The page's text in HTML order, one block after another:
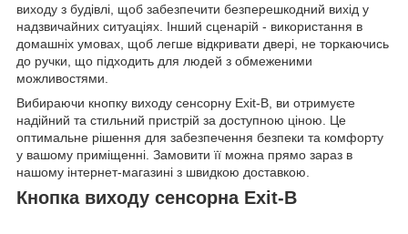
виходу з будівлі, щоб забезпечити безперешкодний вихід у
надзвичайних ситуаціях. Інший сценарій - використання в
домашніх умовах, щоб легше відкривати двері, не торкаючись
до ручки, що підходить для людей з обмеженими
можливостями.
Вибираючи кнопку виходу сенсорну Exit-B, ви отримуєте
надійний та стильний пристрій за доступною ціною. Це
оптимальне рішення для забезпечення безпеки та комфорту
у вашому приміщенні. Замовити її можна прямо зараз в
нашому інтернет-магазині з швидкою доставкою.
Кнопка виходу сенсорна Exit-B